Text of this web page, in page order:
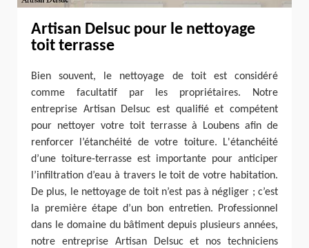
Artisan Delsuc pour le nettoyage
toit terrasse
Bien souvent, le nettoyage de toit est considéré
comme facultatif par les propriétaires. Notre
entreprise Artisan Delsuc est qualifié et compétent
pour nettoyer votre toit terrasse à Loubens afin de
renforcer l’étanchéité de votre toiture. L'étanchéité
d’une toiture-terrasse est importante pour anticiper
l’infiltration d’eau à travers le toit de votre habitation.
De plus, le nettoyage de toit n’est pas à négliger ; c’est
la première étape d’un bon entretien. Professionnel
dans le domaine du bâtiment depuis plusieurs années,
notre entreprise Artisan Delsuc et nos techniciens